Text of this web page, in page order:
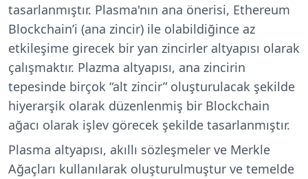
tasarlanmıştır. Plasma'nın ana önerisi, Ethereum
Blockchain’i (ana zincir) ile olabildiğince az
etkileşime girecek bir yan zincirler altyapısı olarak
çalışmaktır. Plazma altyapısı, ana zincirin
tepesinde birçok “alt zincir” oluşturulacak şekilde
hiyerarşik olarak düzenlenmiş bir Blockchain
ağacı olarak işlev görecek şekilde tasarlanmıştır.
Plasma altyapısı, akıllı sözleşmeler ve Merkle
Ağaçları kullanılarak oluşturulmuştur ve temelde